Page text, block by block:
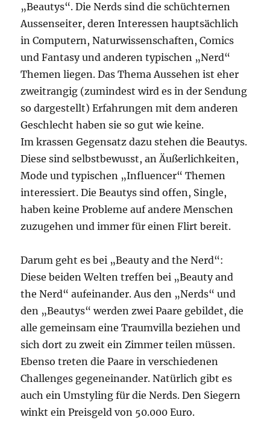
„Beautys“. Die Nerds sind die schüchternen
Aussenseiter, deren Interessen hauptsächlich
in Computern, Naturwissenschaften, Comics
und Fantasy und anderen typischen „Nerd“
Themen liegen. Das Thema Aussehen ist eher
zweitrangig (zumindest wird es in der Sendung
so dargestellt) Erfahrungen mit dem anderen
Geschlecht haben sie so gut wie keine.
Im krassen Gegensatz dazu stehen die Beautys.
Diese sind selbstbewusst, an Äußerlichkeiten,
Mode und typischen „Influencer“ Themen
interessiert. Die Beautys sind offen, Single,
haben keine Probleme auf andere Menschen
zuzugehen und immer für einen Flirt bereit.
Darum geht es bei „Beauty and the Nerd“:
Diese beiden Welten treffen bei „Beauty and
the Nerd“ aufeinander. Aus den „Nerds“ und
den „Beautys“ werden zwei Paare gebildet, die
alle gemeinsam eine Traumvilla beziehen und
sich dort zu zweit ein Zimmer teilen müssen.
Ebenso treten die Paare in verschiedenen
Challenges gegeneinander. Natürlich gibt es
auch ein Umstyling für die Nerds. Den Siegern
winkt ein Preisgeld von 50.000 Euro.